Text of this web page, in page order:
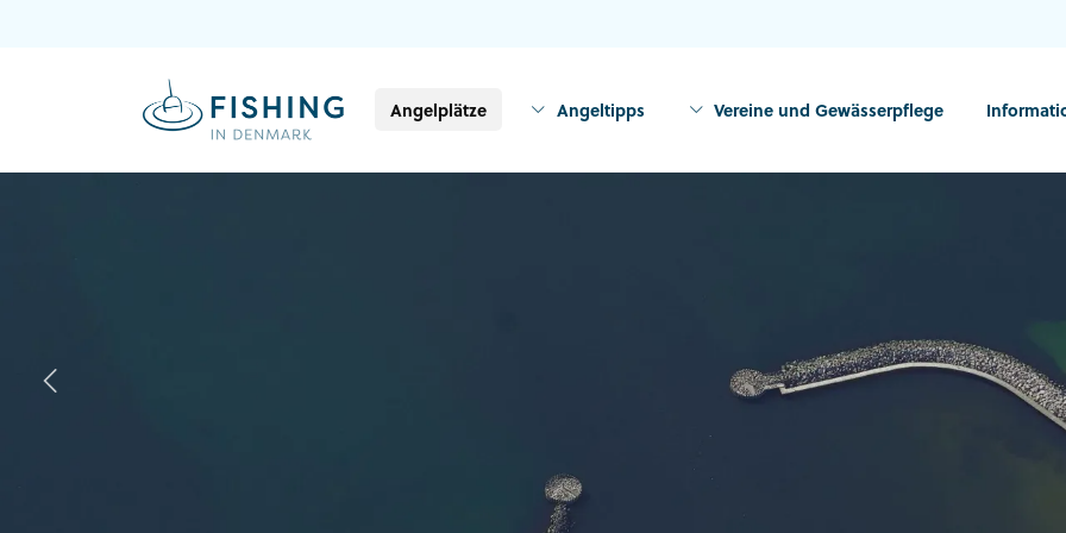
Angelplätze Angeltipps Vereine und Gewässerpflege